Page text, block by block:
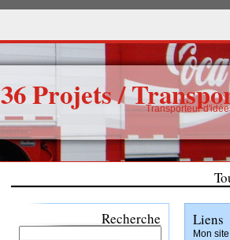
36 Projets / Transporteur
Recherche Liens
Mon